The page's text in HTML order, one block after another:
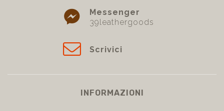
Messenger
39leathergoods
Scrivici
INFORMAZIONI